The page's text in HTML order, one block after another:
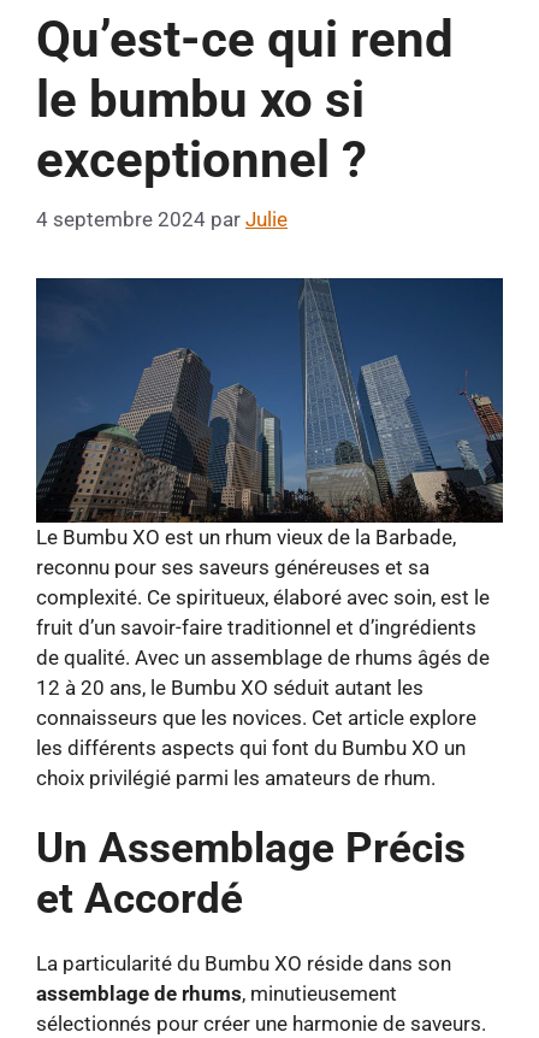
Qu’est-ce qui rend
le bumbu xo si
exceptionnel ?
4 septembre 2024 par Julie
Le Bumbu XO est un rhum vieux de la Barbade,
reconnu pour ses saveurs généreuses et sa
complexité. Ce spiritueux, élaboré avec soin, est le
fruit d’un savoir-faire traditionnel et d’ingrédients
de qualité. Avec un assemblage de rhums âgés de
12 à 20 ans, le Bumbu XO séduit autant les
connaisseurs que les novices. Cet article explore
les différents aspects qui font du Bumbu XO un
choix privilégié parmi les amateurs de rhum.
Un Assemblage Précis
et Accordé
La particularité du Bumbu XO réside dans son
assemblage de rhums, minutieusement
sélectionnés pour créer une harmonie de saveurs.